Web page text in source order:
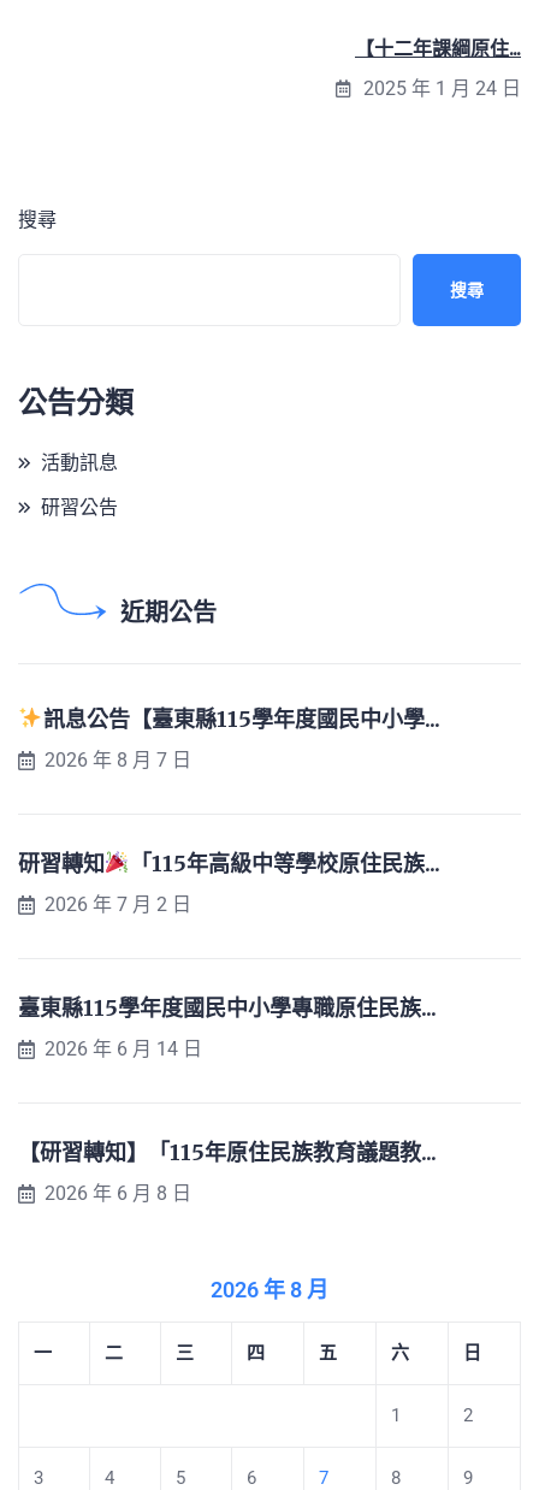
【十二年課綱原住...
2025 年 1 月 24 日
搜尋
搜尋
公告分類
活動訊息
研習公告
近期公告
訊息公告【臺東縣115學年度國民中小學...
2026 年 8 月 7 日
研習轉知 「115年高級中等學校原住民族...
2026 年 7 月 2 日
臺東縣115學年度國民中小學專職原住民族...
2026 年 6 月 14 日
【研習轉知】「115年原住民族教育議題教...
2026 年 6 月 8 日
2026 年 8 月
一 二 三 四 五 六 日
1 2
3 4 5 6 7 8 9